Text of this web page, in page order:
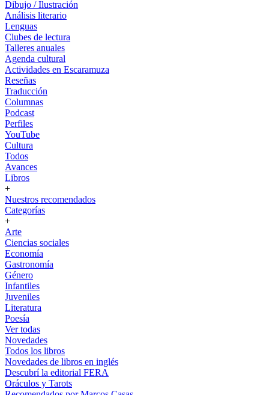
Dibujo / Ilustración
Análisis literario
Lenguas
Clubes de lectura
Talleres anuales
Agenda cultural
Actividades en Escaramuza
Reseñas
Traducción
Columnas
Podcast
Perfiles
YouTube
Cultura
Todos
Avances
Libros
+
Nuestros recomendados
Categorías
+
Arte
Ciencias sociales
Economía
Gastronomía
Género
Infantiles
Juveniles
Literatura
Poesía
Ver todas
Novedades
Todos los libros
Novedades de libros en inglés
Descubrí la editorial FERA
Oráculos y Tarots